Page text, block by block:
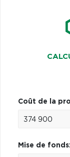
Coût de la
Mise de fonds: